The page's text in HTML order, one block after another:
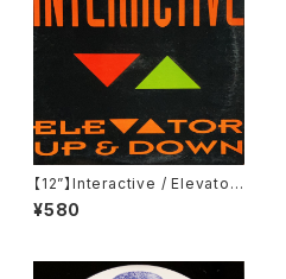
【12”】Interactive / Elevator
Up And Down (ZYX Music)
(ZYX 6668-12)
¥580